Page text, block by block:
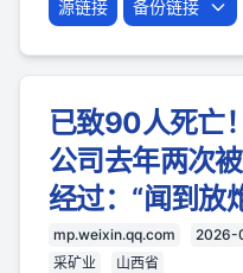
源链接 备份链接
已致90人死亡
公司去年两次
经过：“闻到放
mp.weixin.qq.com 2026-
采矿业
山西省